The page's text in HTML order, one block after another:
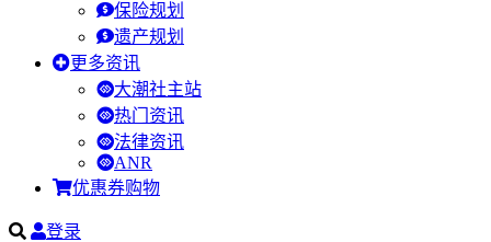
保险规划
遗产规划
更多资讯
大潮社主站
热门资讯
法律资讯
ANR
优惠券购物
登录